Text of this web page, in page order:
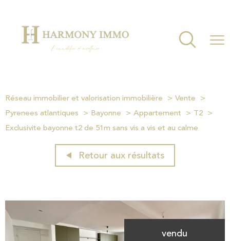
Réseau immobilier et valorisation immobilière
Vente
Pyrenees atlantiques
Bayonne Appartement
T2
Exclusivite bayonne t2 de 51m sans vis a vis et au calme
Retour aux résultats
vendu